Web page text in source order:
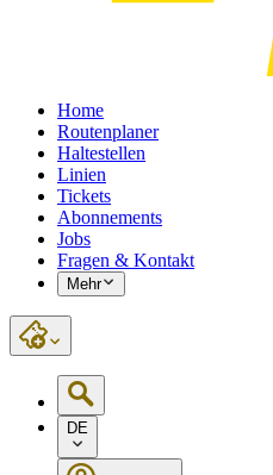
Home
Routenplaner
Haltestellen
Linien
Tickets
Abonnements
Jobs
Fragen & Kontakt
Mehr
DE